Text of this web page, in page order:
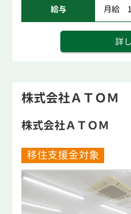
給与 月給
詳
株式会社ＡＴＯＭ
株式会社ＡＴＯＭ
移住支援金対象